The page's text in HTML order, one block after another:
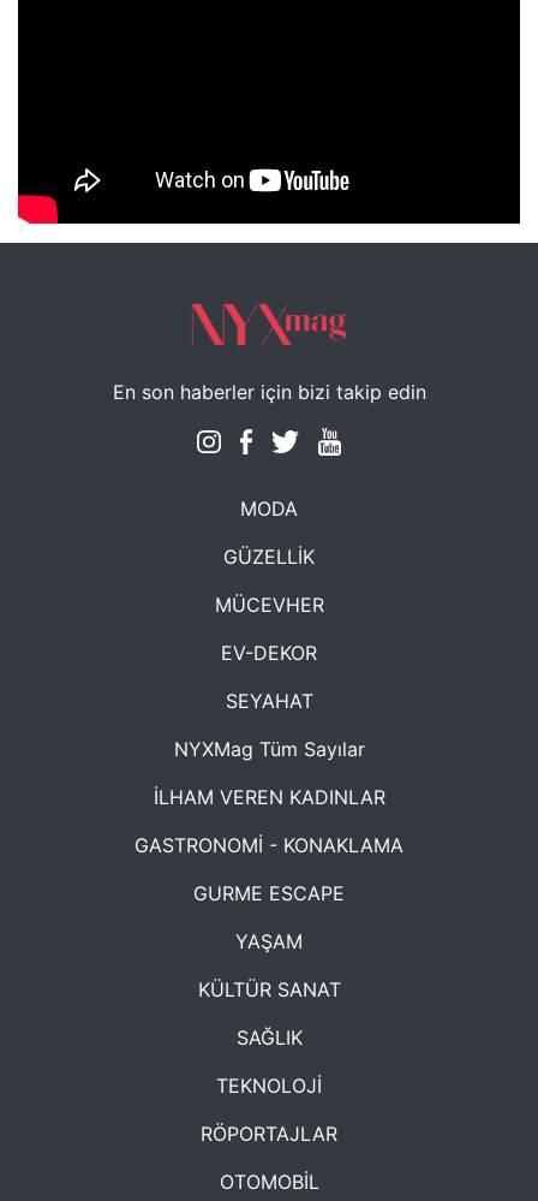
NYXmag 2. Yaş Kutlama Etkinliği
En son haberler için bizi takip edin
MODA
GÜZELLİK
MÜCEVHER
EV-DEKOR
SEYAHAT
NYXMag Tüm Sayılar
İLHAM VEREN KADINLAR
GASTRONOMİ - KONAKLAMA
GURME ESCAPE
YAŞAM
KÜLTÜR SANAT
SAĞLIK
TEKNOLOJİ
RÖPORTAJLAR
OTOMOBİL